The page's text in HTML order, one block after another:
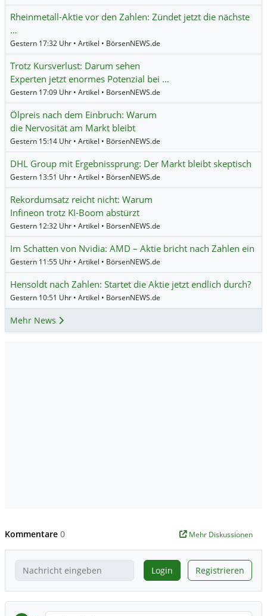
Rheinmetall-Aktie vor den Zahlen: Zündet jetzt die nächste
…
Gestern 17:32 Uhr • Artikel • BörsenNEWS.de
Trotz Kursverlust: Darum sehen
Experten jetzt enormes Potenzial bei …
Gestern 17:09 Uhr • Artikel • BörsenNEWS.de
Ölpreis nach dem Einbruch: Warum
die Nervosität am Markt bleibt
Gestern 15:14 Uhr • Artikel • BörsenNEWS.de
DHL Group mit Ergebnissprung: Der Markt bleibt skeptisch
Gestern 13:51 Uhr • Artikel • BörsenNEWS.de
Rekordumsatz reicht nicht: Warum
Infineon trotz KI-Boom abstürzt
Gestern 12:32 Uhr • Artikel • BörsenNEWS.de
Im Schatten von Nvidia: AMD – Aktie bricht nach Zahlen ein
Gestern 11:55 Uhr • Artikel • BörsenNEWS.de
Hensoldt nach Zahlen: Startet die Aktie jetzt endlich durch?
Gestern 10:51 Uhr • Artikel • BörsenNEWS.de
Mehr News
Kommentare 0 Mehr Diskussionen
Login Registrieren